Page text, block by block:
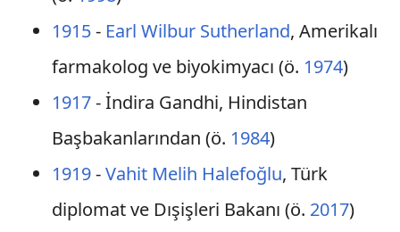
1915- Earl Wilbur Sutherland, Amerikalı
farmakolog ve biyokimyacı (ö. 1974)
1917- İndira Gandhi, Hindistan
Başbakanlarından (ö. 1984)
1919-Vahit Melih Halefoğlu, Türk
diplomat ve Dışişleri Bakanı (ö. 2017)